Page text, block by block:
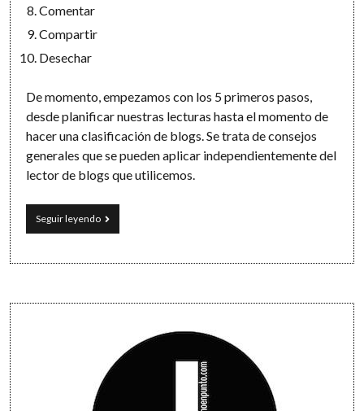
Comentar
Compartir
Desechar
De momento, empezamos con los 5 primeros pasos,
desde planificar nuestras lecturas hasta el momento de
hacer una clasificación de blogs. Se trata de consejos
generales que se pueden aplicar independientemente del
lector de blogs que utilicemos.
Seguir leyendoOrganiza
tus
de
10
Sidebar